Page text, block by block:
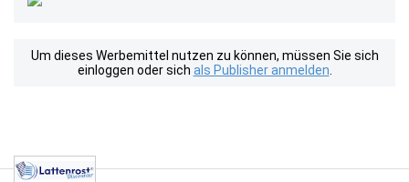
Um dieses Werbemittel nutzen zu können, müssen Sie sich
einloggen oder sich als Publisher anmelden